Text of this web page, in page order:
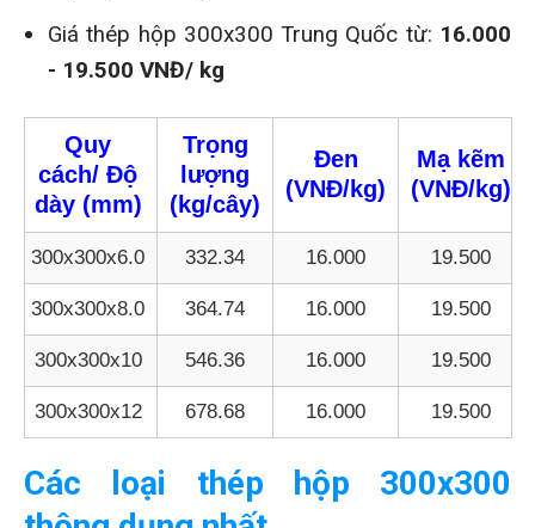
Giá thép hộp 300x300 Trung Quốc từ: 16.000
- 19.500 VNĐ/ kg
Quy
cách/ Độ
dày (mm)
Trọng
lượng
(kg/cây)
Đen
(VNĐ/kg)
Mạ kẽm
(VNĐ/kg)
300x300x6.0 332.34 16.000 19.500
300x300x8.0 364.74 16.000 19.500
300x300x10 546.36 16.000 19.500
300x300x12 678.68 16.000 19.500
Các loại thép hộp 300x300